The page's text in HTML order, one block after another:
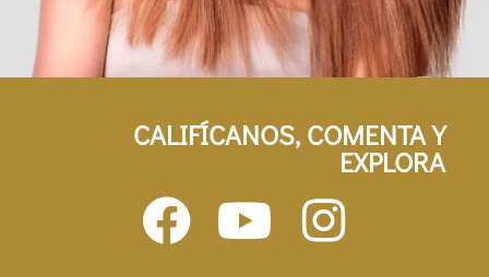
CALIFÍCANOS, COMENTA Y
EXPLORA